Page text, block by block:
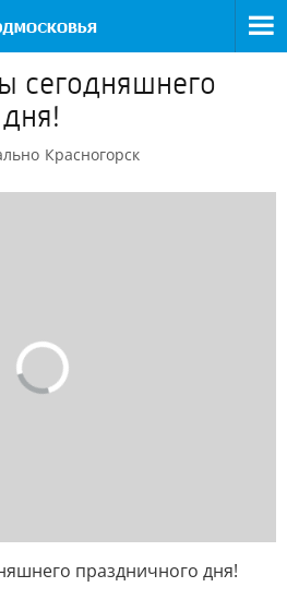
сегодняшнего
Красногорск
праздничного дня!